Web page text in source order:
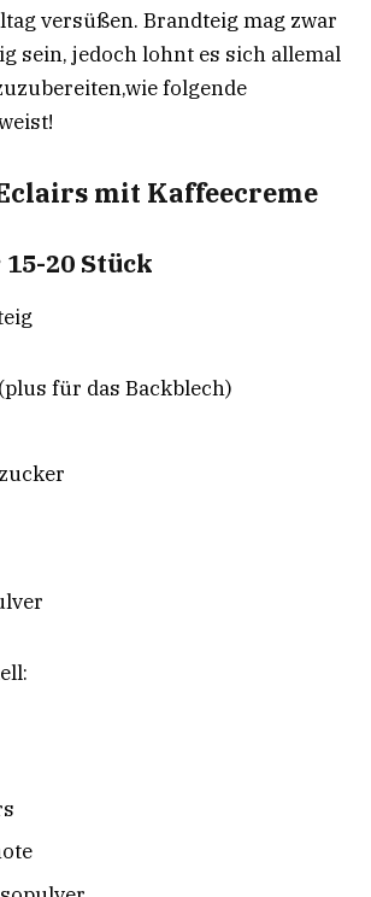
versüßen. Brandteig mag zwar
sein, jedoch lohnt es sich allemal
folgende
mit Kaffeecreme
20 Stück
für das Backblech)